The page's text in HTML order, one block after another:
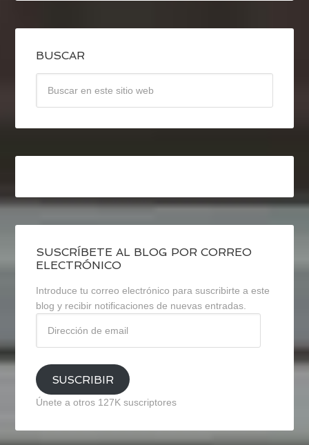
BUSCAR
SUSCRÍBETE AL BLOG POR CORREO
ELECTRÓNICO
Introduce tu correo electrónico para suscribirte a este
blog y recibir notificaciones de nuevas entradas.
email
SUSCRIBIR
Únete a otros 127K suscriptores